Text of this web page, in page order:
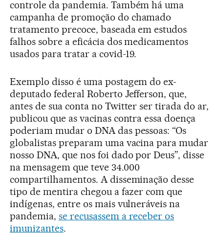
controle da pandemia. Também há uma
campanha de promoção do chamado
tratamento precoce, baseada em estudos
falhos sobre a eficácia dos medicamentos
usados para tratar a covid-19.
Exemplo disso é uma postagem do ex-
deputado federal Roberto Jefferson, que,
antes de sua conta no Twitter ser tirada do ar,
publicou que as vacinas contra essa doença
poderiam mudar o DNA das pessoas: “Os
globalistas preparam uma vacina para mudar
nosso DNA, que nos foi dado por Deus”, disse
na mensagem que teve 34.000
compartilhamentos. A disseminação desse
tipo de mentira chegou a fazer com que
indígenas, entre os mais vulneráveis na
pandemia, se recusassem a receber os
imunizantes.